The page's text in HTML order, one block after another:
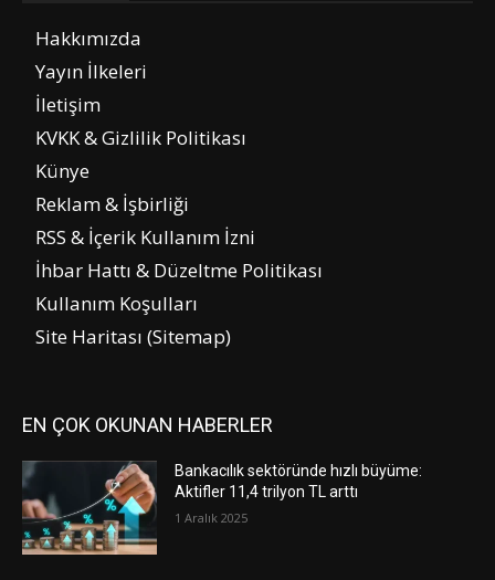
Hakkımızda
Yayın İlkeleri
İletişim
KVKK & Gizlilik Politikası
Künye
Reklam & İşbirliği
RSS & İçerik Kullanım İzni
İhbar Hattı & Düzeltme Politikası
Kullanım Koşulları
Site Haritası (Sitemap)
EN ÇOK OKUNAN HABERLER
Bankacılık sektöründe hızlı büyüme:
Aktifler 11,4 trilyon TL arttı
1 Aralık 2025